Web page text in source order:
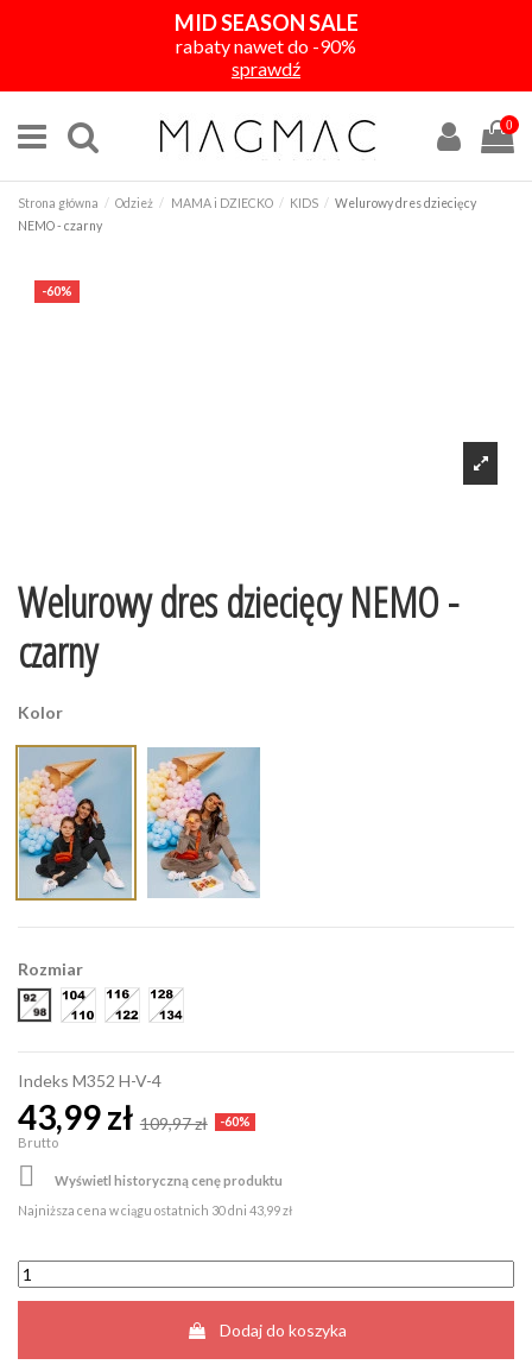
MID SEASON SALE
rabaty nawet do -90%
sprawdź
0
Strona główna Odzież MAMA i DZIECKO KIDS
Welurowy dres dziecięcy
NEMO - czarny
-60%
Welurowy dres dziecięcy NEMO -
czarny
Kolor
Rozmiar
92-98104-110116-122128-134
Indeks M352 H-V-4
43,99 zł 109,97 zł -60%
Brutto

Wyświetl historyczną cenę produktu
Najniższa cena w ciągu ostatnich 30 dni 43,99 zł
Dodaj do koszyka